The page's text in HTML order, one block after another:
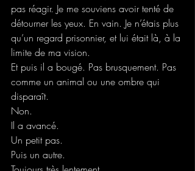
pas réagir. Je me souviens avoir tenté de
détourner les yeux. En vain. Je n’étais plus
qu’un regard prisonnier, et lui était là, à la
limite de ma vision.
Et puis il a bougé. Pas brusquement. Pas
comme un animal ou une ombre qui
disparaît.
Non.
Il a avancé.
Un petit pas.
Puis un autre.